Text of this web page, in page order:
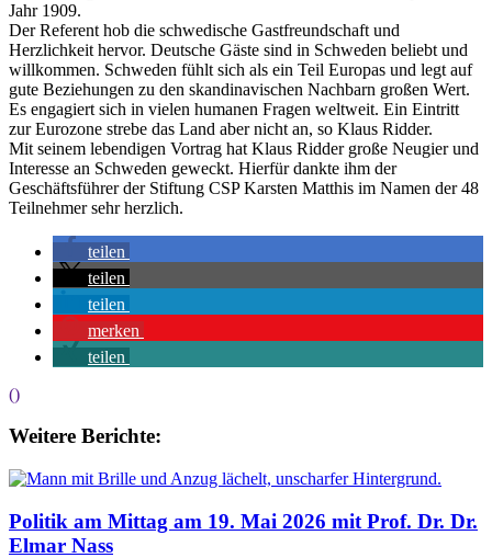
Jahr 1909.
Der Referent hob die schwedische Gastfreundschaft und
Herzlichkeit hervor. Deutsche Gäste sind in Schweden beliebt und
willkommen. Schweden fühlt sich als ein Teil Europas und legt auf
gute Beziehungen zu den skandinavischen Nachbarn großen Wert.
Es engagiert sich in vielen humanen Fragen weltweit. Ein Eintritt
zur Eurozone strebe das Land aber nicht an, so Klaus Ridder.
Mit seinem lebendigen Vortrag hat Klaus Ridder große Neugier und
Interesse an Schweden geweckt. Hierfür dankte ihm der
Geschäftsführer der Stiftung CSP Karsten Matthis im Namen der 48
Teilnehmer sehr herzlich.
teilen
teilen
teilen
merken
teilen
()
Weitere Berichte:
Politik am Mittag am 19. Mai 2026 mit Prof. Dr. Dr.
Elmar Nass